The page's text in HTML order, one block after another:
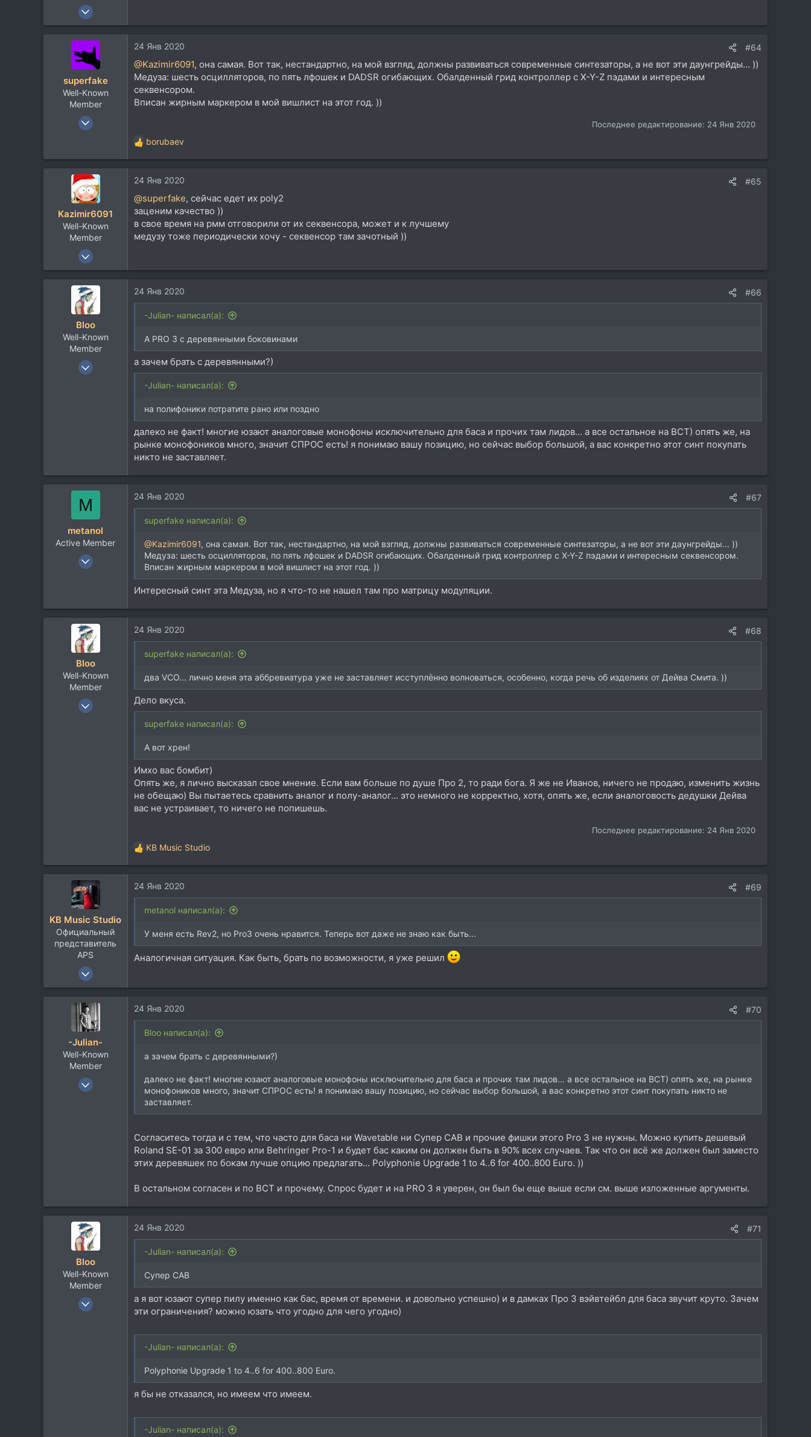
29 Янв 2018
1.232
superfake
Well-Known
Member
12 Сен 2005
Севастополь
24 Янв 2020 #64
@Kazimir6091, она самая. Вот так, нестандартно, на мой взгляд, должны развиваться современные синтезаторы, а не вот эти даунгрейды... ))
Медуза: шесть осцилляторов, по пять лфошек и DADSR огибающих. Обалденный грид контроллер с X-Y-Z пэдами и интересным
секвенсором.
Вписан жирным маркером в мой вишлист на этот год. ))
Последнее редактирование: 24 Янв 2020
Р
е
к
и
и
:
borubaev
Kazimir6091
Well-Known
Member
1 Дек 2017
2.959
24 Янв 2020 #65
@superfake, сейчас едет их poly2
заценим качество ))
в свое время на рмм отговорили от их секвенсора, может и к лучшему
медузу тоже периодически хочу - секвенсор там зачотный ))
Bloo
Well-Known
Member
27 Авг 2007
24 Янв 2020 #66
-Julian- написал(а):
А PRO 3 с деревянными боковинами
а зачем брать с деревянными?)
-Julian- написал(а):
на полифоники потратите рано или поздно
далеко не факт! многие юзают аналоговые монофоны исключительно для баса и прочих там лидов... а все остальное на ВСТ) опять же, на
рынке монофоников много, значит СПРОС есть! я понимаю вашу позицию, но сейчас выбор большой, а вас конкретно этот синт покупать
никто не заставляет.
M
metanol
Active Member
30 Янв 2010
24 Янв 2020 #67
superfake написал(а):
@Kazimir6091, она самая. Вот так, нестандартно, на мой взгляд, должны развиваться современные синтезаторы, а не вот эти даунгрейды... ))
Медуза: шесть осцилляторов, по пять лфошек и DADSR огибающих. Обалденный грид контроллер с X-Y-Z пэдами и интересным секвенсором.
Вписан жирным маркером в мой вишлист на этот год. ))
Интересный синт эта Медуза, но я что-то не нашел там про матрицу модуляции.
Bloo
Well-Known
Member
27 Авг 2007
24 Янв 2020 #68
superfake написал(а):
два VCO... лично меня эта аббревиатура уже не заставляет исступлённо волноваться, особенно, когда речь об изделиях от Дейва Смита. ))
Дело вкуса.
superfake написал(а):
А вот хрен!
Имхо вас бомбит)
Опять же, я лично высказал свое мнение. Если вам больше по душе Про 2, то ради бога. Я же не Иванов, ничего не продаю, изменить жизнь
не обещаю) Вы пытаетесь сравнить аналог и полу-аналог... это немного не корректно, хотя, опять же, если аналоговость дедушки Дейва
вас не устраивает, то ничего не попишешь.
Последнее редактирование: 24 Янв 2020
Р
е
к
ц
KB Music Studio
KB Music Studio
Официальный
представитель
APS
27 Ноя 2017
24 Янв 2020 #69
metanol написал(а):
У меня есть Rev2, но Pro3 очень нравится. Теперь вот даже не знаю как быть...
Аналогичная ситуация. Как быть, брать по возможности, я уже решил
-Julian-
Well-Known
Member
8 Янв 2012
24 Янв 2020 #70
Bloo написал(а):
а зачем брать с деревянными?)
далеко не факт! многие юзают аналоговые монофоны исключительно для баса и прочих там лидов... а все остальное на ВСТ) опять же, на рынке
монофоников много, значит СПРОС есть! я понимаю вашу позицию, но сейчас выбор большой, а вас конкретно этот синт покупать никто не
заставляет.
Согласитесь тогда и с тем, что часто для баса ни Wavetable ни Супер САВ и прочие фишки этого Pro 3 не нужны. Можно купить дешевый
Roland SE-01 за 300 евро или Behringer Pro-1 и будет бас каким он должен быть в 90% всех случаев. Так что он всё же должен был заместо
этих деревяшек по бокам лучше опцию предлагать... Polyphonie Upgrade 1 to 4..6 for 400..800 Euro. ))
В остальном согласен и по ВСТ и прочему. Спрос будет и на PRO 3 я уверен, он был бы еще выше если см. выше изложенные аргументы.
Bloo
Well-Known
Member
27 Авг 2007
24 Янв 2020 #71
-Julian- написал(а):
Супер САВ
а я вот юзают супер пилу именно как бас, время от времени. и довольно успешно) и в дамках Про 3 вэйвтейбл для баса звучит круто. Зачем
эти ограничения? можно юзать что угодно для чего угодно)
-Julian- написал(а):
Polyphonie Upgrade 1 to 4..6 for 400..800 Euro.
я бы не отказался, но имеем что имеем.
-Julian- написал(а):